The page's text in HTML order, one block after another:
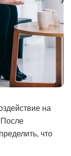
на
После
что